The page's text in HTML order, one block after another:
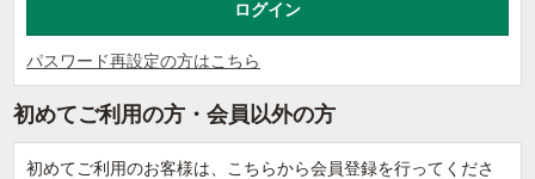
パスワード再設定の方はこちら
初めてご利用の方・会員以外の方
初めてご利用のお客様は、こちらから会員登録を行ってくださ